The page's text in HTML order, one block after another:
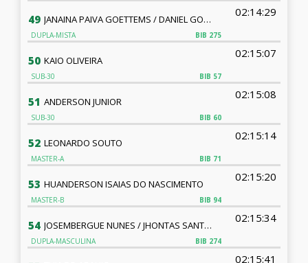
49
BIB 275
JANAINA PAIVA GOETTEMS / DANIEL GOETTEMS
02:14:29
DUPLA-MISTA
50
BIB 57
KAIO OLIVEIRA
02:15:07
SUB-30
51
BIB 60
ANDERSON JUNIOR
02:15:08
SUB-30
52
BIB 71
LEONARDO SOUTO
02:15:14
MASTER-A
53
BIB 94
HUANDERSON ISAIAS DO NASCIMENTO
02:15:20
MASTER-B
54
BIB 274
JOSEMBERGUE NUNES / JHONTAS SANTOS
02:15:34
DUPLA-MASCULINA
02:15:41